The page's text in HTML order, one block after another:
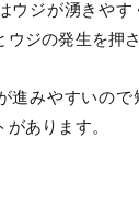
ウジが湧きやす
ジの発生を押
進みやすいの
あります。